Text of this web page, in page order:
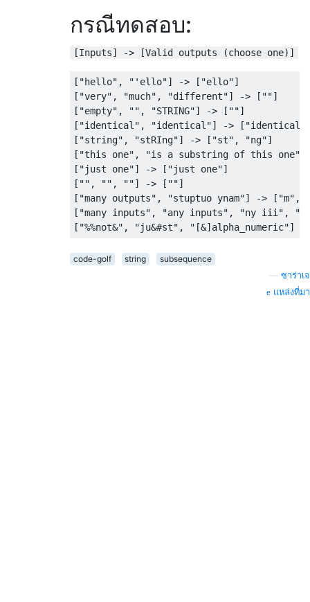
กรณีทดสอบ:
[Inputs] -> [Valid outputs (choose one)]
["hello", "'ello"] -> ["ello"]
["very", "much", "different"] -> [""]
["empty", "", "STRING"] -> [""]
["identical", "identical"] ->
["string", "stRIng"] -> ["st", "ng"]
["this one", "is a substring of this
["just one"] -> ["just one"]
["", "", ""] -> [""]
["many outputs", "stuptuo ynam"] ->
["many inputs", "any inputs", "ny iii",
code-golf string
subsequence
ซาร่าเจ
แหล่งที่มา